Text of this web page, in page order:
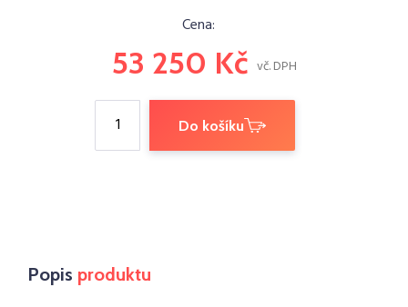
Cena:
53 250 Kč vč. DPH
Do košíku
Popis produktu